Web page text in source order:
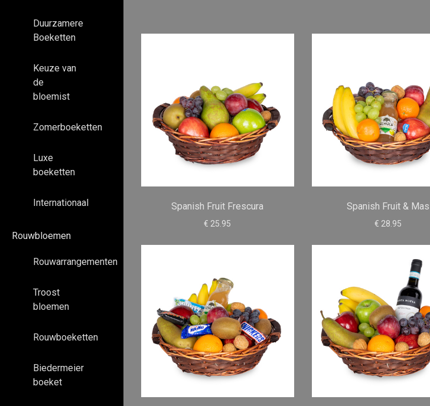
Duurzamere
Boeketten
Keuze van
de
bloemist
Zomerboeketten
Luxe
boeketten
Internationaal
Rouwbloemen
Rouwarrangementen
Troost
bloemen
Rouwboeketten
Biedermeier
boeket
Spanish Fruit Frescura
€ 25.95
Spanish Fruit & Mas
€ 28.95